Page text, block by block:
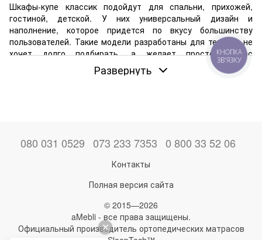
Шкафы-купе классик подойдут для спальни, прихожей,
гостиной, детской. У них универсальный дизайн и
наполнение, которое придется по вкусу большинству
пользователей. Такие модели разработаны для тех, кто не
хочет долго подбирать, а желает просто сейчас
приобрести его и начать пользоваться. Также можно
уверенно сказать, что классические шкафы-купе имеют
него ни смотреть. У такой мебели есть следующие
устанавливать их в любой квартире, доме. Это
придумывать с дизайном – просто выбрали самый
подходящий, и готово;
Развернуть
080 031 0529 073 233 7353 0 800 33 52 06
Контакты
Полная версия сайта
© 2015—2026
aMebli - все права защищены.
Официальный производитель ортопедических матрасов
КНОПКА
ЗВ'ЯЗКУ